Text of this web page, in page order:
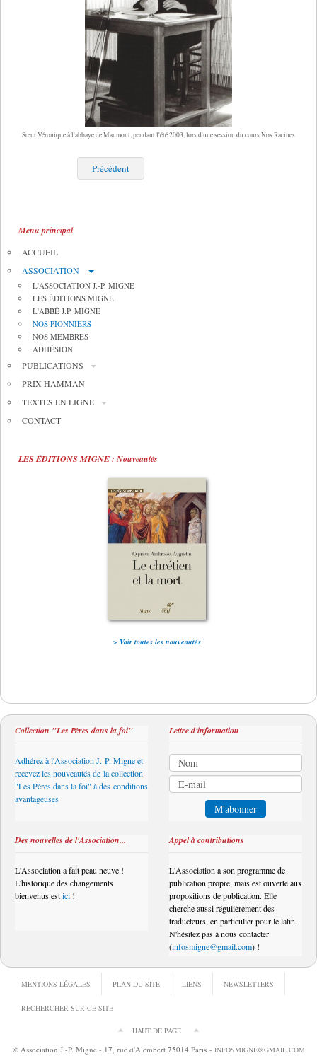
Sœur Véronique à l'abbaye de Maumont, pendant l'été 2003, lors d'une session du cours Nos Racines
Précédent
Menu principal
ACCUEIL
ASSOCIATION
L'ASSOCIATION J.-P. MIGNE
LES ÉDITIONS MIGNE
L'ABBÉ J.P. MIGNE
NOS PIONNIERS
NOS MEMBRES
ADHÉSION
PUBLICATIONS
PRIX HAMMAN
TEXTES EN LIGNE
CONTACT
LES ÉDITIONS MIGNE : Nouveautés
> Voir toutes les nouveautés
Collection "Les Pères dans la foi"
Adhérez à l'Association J.-P. Migne et
recevez les nouveautés de la collection
"Les Pères dans la foi" à des conditions
avantageuses
Lettre d'information
Des nouvelles de l'Association...
L'Association a fait peau neuve !
L'historique des changements
bienvenus estici !
Appel à contributions
L'Association a son programme de
publication propre, mais est ouverte aux
propositions de publication. Elle
cherche aussi régulièrement des
traducteurs, en particulier pour le latin.
N'hésitez pas à nous contacter
(infosmigne@gmail.com) !
MENTIONS LÉGALES PLAN DU SITE LIENS NEWSLETTERS
RECHERCHER SUR CE SITE
HAUT DE PAGE
© Association J.-P. Migne - 17, rue d'Alembert 75014 Paris - INFOSMIGNE@GMAIL.COM